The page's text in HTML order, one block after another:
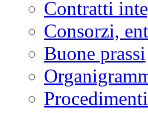
Contratti
Consorzi,
Buone prassi
Procedimenti